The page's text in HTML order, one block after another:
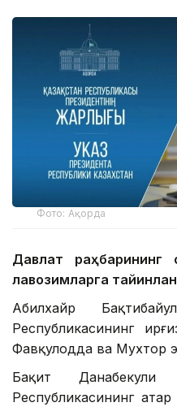
Фото: Ақорда
Давлат раҳбарининг
лавозимларга
Абилхайр
Республикасининг
Фавқулодда ва Мухтор
Бақит Данабекули
Республикасининг